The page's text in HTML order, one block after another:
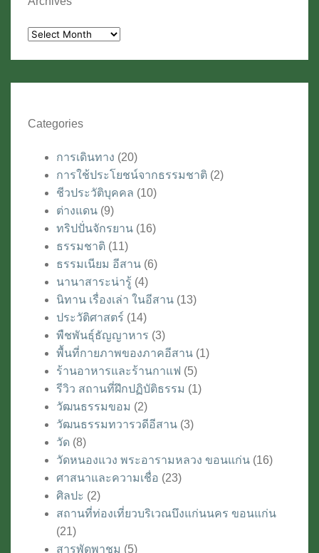
Archives
Categories
การเดินทาง (20)
การใช้ประโยชน์จากธรรมชาติ (2)
ชีวประวัติบุคคล (10)
ต่างแดน (9)
ทริปปั่นจักรยาน (16)
ธรรมชาติ (11)
ธรรมเนียม อีสาน (6)
นานาสาระน่ารู้ (4)
นิทาน เรื่องเล่า ในอีสาน (13)
ประวัติศาสตร์ (14)
พืชพันธุ์ธัญญาหาร (3)
พื้นที่กายภาพของภาคอีสาน (1)
ร้านอาหารและร้านกาแฟ (5)
รีวิว สถานที่ฝึกปฏิบัติธรรม (1)
วัฒนธรรมขอม (2)
วัฒนธรรมทวารวดีอีสาน (3)
วัด (8)
วัดหนองแวง พระอารามหลวง ขอนแก่น (16)
ศาสนาและความเชื่อ (23)
ศิลปะ (2)
สถานที่ท่องเที่ยวบริเวณบึงแก่นนคร ขอนแก่น
(21)
สารพัดพาชม (5)